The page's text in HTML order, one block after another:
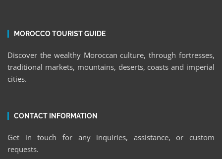
MOROCCO TOURIST GUIDE
Discover the wealthy Moroccan culture, through fortresses,
traditional markets, mountains, deserts, coasts and imperial
cities.
CONTACT INFORMATION
Get in touch for any inquiries, assistance, or custom
requests.